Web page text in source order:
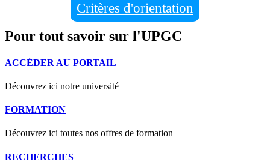
Critères d'orientation
Pour tout savoir sur l'UPGC
ACCÉDER AU PORTAIL
Découvrez ici notre université
FORMATION
Découvrez ici toutes nos offres de formation
RECHERCHES